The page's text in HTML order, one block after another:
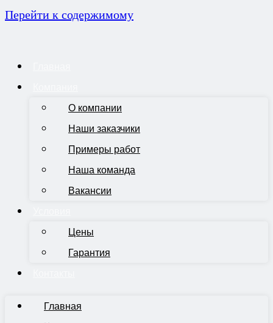
Перейти к содержимому
О компании
Наши заказчики
Примеры работ
Наша команда
Вакансии
Цены
Гарантия
Главная